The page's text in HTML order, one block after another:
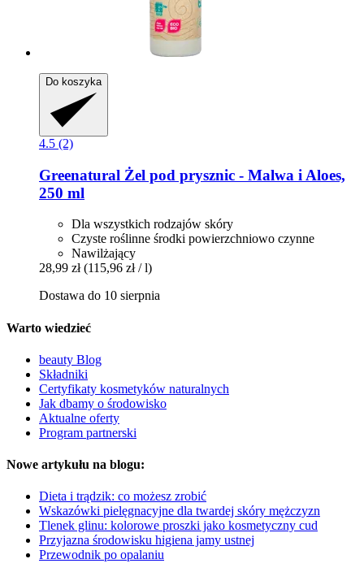
Do koszyka
4.5 (2)
Greenatural Żel pod prysznic -​ Malwa i Aloes,
250 ml
Dla wszystkich rodzajów skóry
Czyste roślinne środki powierzchniowo czynne
Nawilżający
28,99 zł (115,96 zł / l)
Dostawa do 10 sierpnia
Warto wiedzieć
beauty Blog
Składniki
Certyfikaty kosmetyków naturalnych
Jak dbamy o środowisko
Aktualne oferty
Program partnerski
Nowe artykułu na blogu:
Dieta i trądzik: co możesz zrobić
Wskazówki pielęgnacyjne dla twardej skóry mężczyzn
Tlenek glinu: kolorowe proszki jako kosmetyczny cud
Przyjazna środowisku higiena jamy ustnej
Przewodnik po opalaniu